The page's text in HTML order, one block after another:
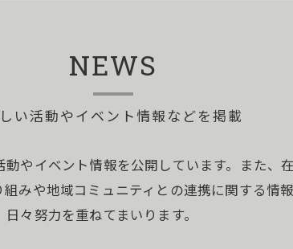
NEWS
い活動やイベント情報などを掲載
やイベント情報を公開しています。また、
みや地域コミュニティとの連携に関する情
々努力を重ねてまいります。